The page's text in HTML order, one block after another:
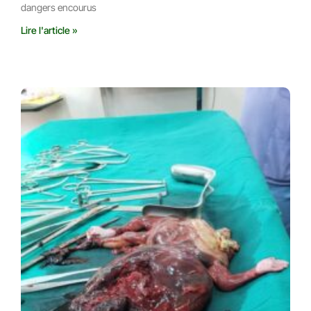
dangers encourus
Lire l'article »